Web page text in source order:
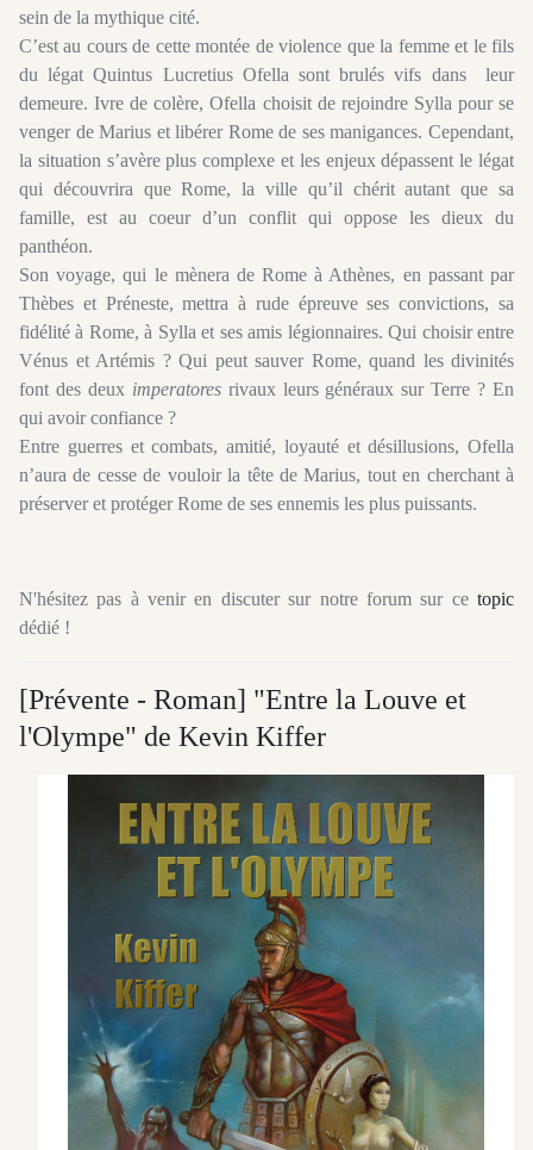
sein de la mythique cité.
C’est au cours de cette montée de violence que la femme et le fils
du légat Quintus Lucretius Ofella sont brulés vifs dans leur
demeure. Ivre de colère, Ofella choisit de rejoindre Sylla pour se
venger de Marius et libérer Rome de ses manigances. Cependant,
la situation s’avère plus complexe et les enjeux dépassent le légat
qui découvrira que Rome, la ville qu’il chérit autant que sa
famille, est au coeur d’un conflit qui oppose les dieux du
panthéon.
Son voyage, qui le mènera de Rome à Athènes, en passant par
Thèbes et Préneste, mettra à rude épreuve ses convictions, sa
fidélité à Rome, à Sylla et ses amis légionnaires. Qui choisir entre
Vénus et Artémis ? Qui peut sauver Rome, quand les divinités
font des deux imperatoresrivaux leurs généraux sur Terre ? En
qui avoir confiance ?
Entre guerres et combats, amitié, loyauté et désillusions, Ofella
n’aura de cesse de vouloir la tête de Marius, tout en cherchant à
préserver et protéger Rome de ses ennemis les plus puissants.
N'hésitez pas à venir en discuter sur notre forum sur ce topic
dédié !
[Prévente - Roman] "Entre la Louve et
l'Olympe" de Kevin Kiffer